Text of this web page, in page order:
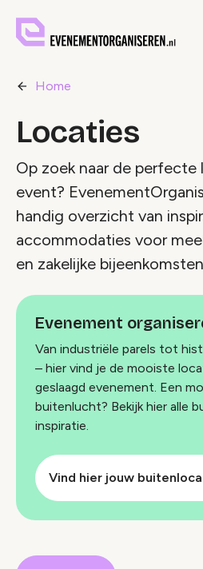
Home
Locaties
Op zoek naar de
event?
handig overzicht van
accommodaties voor
en zakelijke
Evenement
Van industriële parels tot
– hier vind je de mooiste
geslaagd evenement. Een
buitenlucht? Bekijk hier alle
inspiratie.
Vind hier jouw